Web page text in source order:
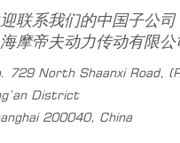
联系我们的中国子公司
海摩帝夫动力传动有限公
729 North Shaanxi Road,
District
200040, China